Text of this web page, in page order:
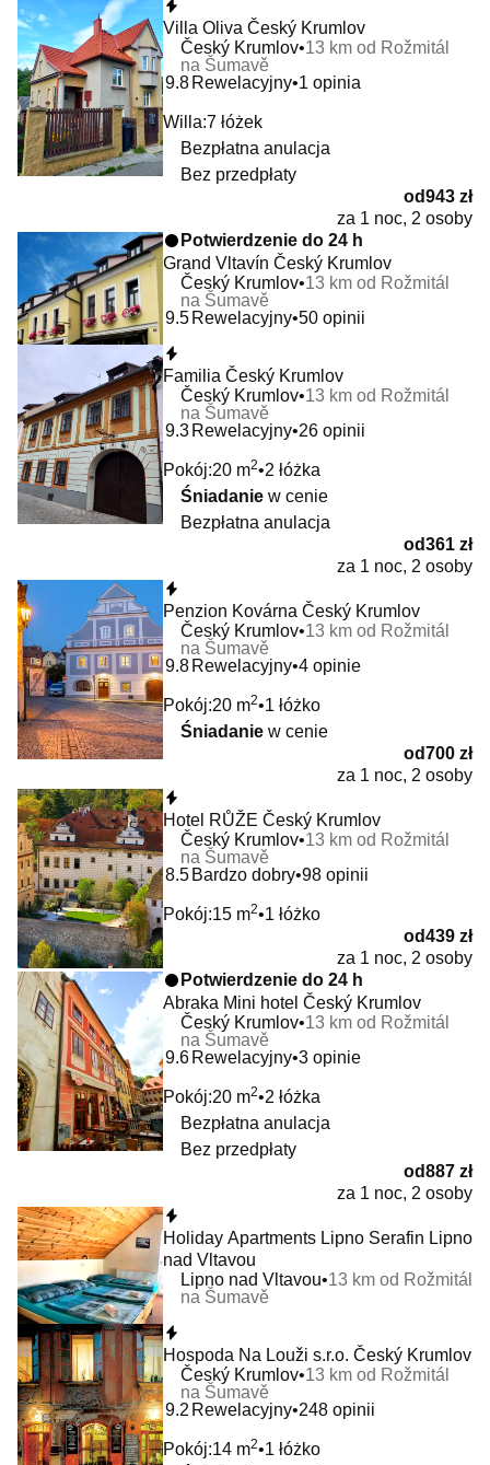
Villa Oliva Český Krumlov
Český Krumlov 13 km od Rožmitál
na Šumavě
9.8 Rewelacyjny 1 opinia
Willa:7 łóżek
Bezpłatna anulacja
Bez przedpłaty
od943 zł
za 1 noc, 2 osoby
Potwierdzenie do 24 h
Grand Vltavín Český Krumlov
Český Krumlov 13 km od Rožmitál
na Šumavě
9.5 Rewelacyjny 50 opinii
Familia Český Krumlov
Český Krumlov 13 km od Rožmitál
na Šumavě
9.3 Rewelacyjny 26 opinii
Pokój:20 m2 2 łóżka
Śniadanie w cenie
Bezpłatna anulacja
od361 zł
za 1 noc, 2 osoby
Penzion Kovárna Český Krumlov
Český Krumlov 13 km od Rožmitál
na Šumavě
9.8 Rewelacyjny 4 opinie
Pokój:20 m2 1 łóżko
Śniadanie w cenie
od700 zł
za 1 noc, 2 osoby
Hotel RŮŽE Český Krumlov
Český Krumlov 13 km od Rožmitál
na Šumavě
8.5 Bardzo dobry 98 opinii
Pokój:15 m2 1 łóżko
od439 zł
za 1 noc, 2 osoby
Potwierdzenie do 24 h
Abraka Mini hotel Český Krumlov
Český Krumlov 13 km od Rožmitál
na Šumavě
9.6 Rewelacyjny 3 opinie
Pokój:20 m2 2 łóżka
Bezpłatna anulacja
Bez przedpłaty
od887 zł
za 1 noc, 2 osoby
Holiday Apartments Lipno Serafin Lipno
nad Vltavou
Lipno nad Vltavou 13 km od Rožmitál
na Šumavě
Hospoda Na Louži s.r.o. Český Krumlov
Český Krumlov 13 km od Rožmitál
na Šumavě
9.2 Rewelacyjny 248 opinii
Pokój:14 m2 1 łóżko